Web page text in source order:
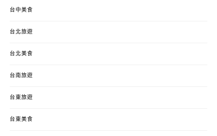
台中美食
台北旅遊
台北美食
台南旅遊
台東旅遊
台東美食